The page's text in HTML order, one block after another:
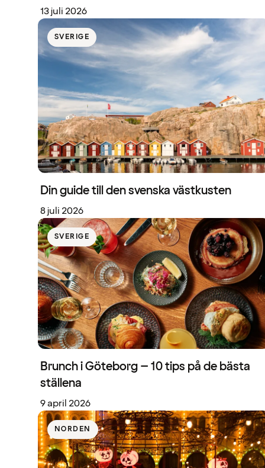
13 juli 2026
SVERIGE
Din guide till den svenska västkusten
8 juli 2026
SVERIGE
Brunch i Göteborg – 10 tips på de bästa
ställena
9 april 2026
NORDEN